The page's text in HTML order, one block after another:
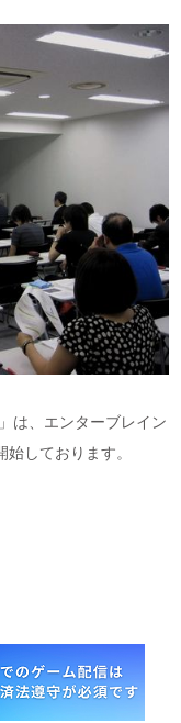
は、エンターブレイン
しております。